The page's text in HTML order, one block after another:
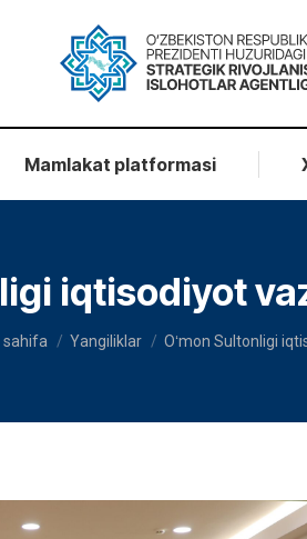
Mamlakat platformasi
iqtisodiyot
here:
sahifa Yangiliklar Oʻmon Sultonligi